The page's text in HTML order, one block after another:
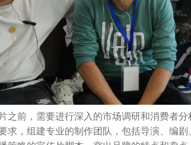
，需要进行深入的市场调研和消费者分
，组建专业的制作团队，包括导演、编剧